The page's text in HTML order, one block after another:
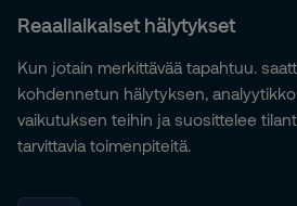
Reaaliaikaiset hälytykset
Kun jotain merkittävää tapahtuu.
kohdennetun hälytyksen,
vaikutuksen teihin ja suosittelee
tarvittavia toimenpiteitä.